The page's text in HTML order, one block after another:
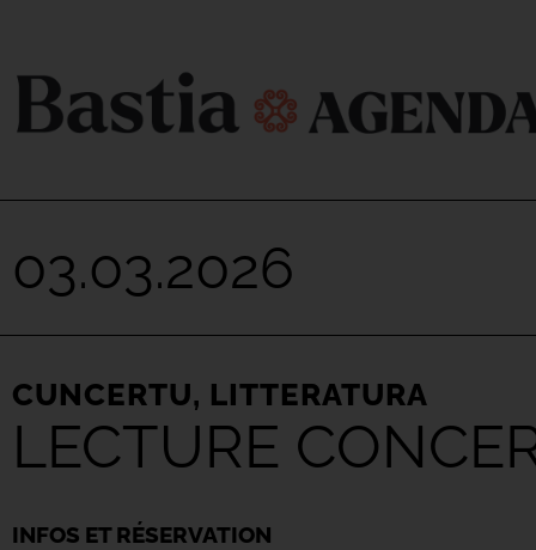
03.03.2026
CUNCERTU, LITTERATURA
LECTURE
INFOS ET RÉSERVATION